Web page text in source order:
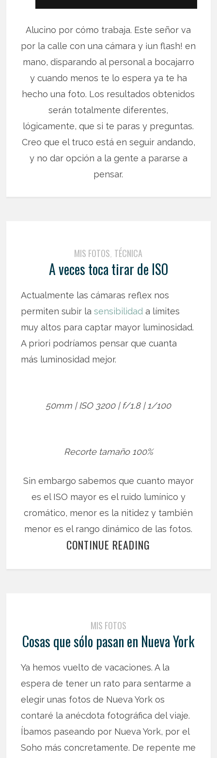
Alucino por cómo trabaja. Este señor va
por la calle con una cámara y ¡un flash! en
mano, disparando al personal a bocajarro
y cuando menos te lo espera ya te ha
hecho una foto. Los resultados obtenidos
serán totalmente diferentes,
lógicamente, que si te paras y preguntas.
Creo que el truco está en seguir andando,
y no dar opción a la gente a pararse a
pensar.
MIS FOTOS, TÉCNICA
A veces toca tirar de ISO
Actualmente las cámaras reflex nos
permiten subir lasensibilidad a límites
muy altos para captar mayor luminosidad.
A priori podríamos pensar que cuanta
más luminosidad mejor.
50mm | ISO 3200 | f/1.8 | 1/100
Recorte tamaño 100%
Sin embargo sabemos que cuanto mayor
es el ISO mayor es el ruido lumínico y
cromático, menor es la nitidez y también
menor es el rango dinámico de las fotos.
CONTINUE READING
MIS FOTOS
Cosas que sólo pasan en Nueva York
Ya hemos vuelto de vacaciones. A la
espera de tener un rato para sentarme a
elegir unas fotos de Nueva York os
contaré la anécdota fotográfica del viaje.
Íbamos paseando por Nueva York, por el
Soho más concretamente. De repente me